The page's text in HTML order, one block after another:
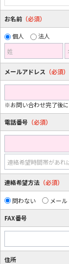
お名前 （必須）
個人
法人
姓
メールアドレス （必須）
※お問い合わせ完了後に
電話番号 （必須）
連絡希望時間帯があれ
連絡希望方法 （必須）
問わない メール
FAX番号
住所